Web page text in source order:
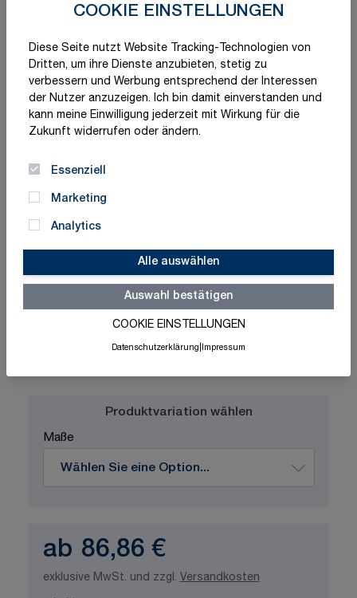
COOKIE EINSTELLUNGEN
Diese Seite nutzt Website Tracking-Technologien von
Dritten, um ihre Dienste anzubieten, stetig zu
verbessern und Werbung entsprechend der Interessen
der Nutzer anzuzeigen. Ich bin damit einverstanden und
kann meine Einwilligung jederzeit mit Wirkung für die
Zukunft widerrufen oder ändern.
Essenziell
Marketing
Analytics
Alle auswählen
Auswahl bestätigen
COOKIE EINSTELLUNGEN
Datenschutzerklärung Impressum
Produktvariation wählen
Maße
ab 86,86 €
exklusive MwSt. und zzgl. Versandkosten